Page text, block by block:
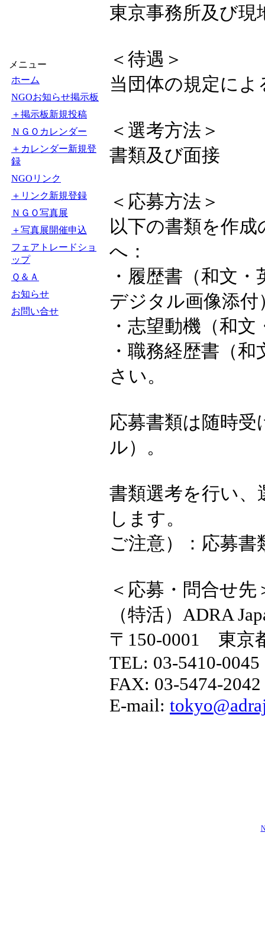
メニュー
ホーム
NGOお知らせ掲示板
＋掲示板新規投稿
ＮＧＯカレンダー
＋カレンダー新規登
録
NGOリンク
＋リンク新規登録
ＮＧＯ写真展
＋写真展開催申込
フェアトレードショ
ップ
Ｑ＆Ａ
お知らせ
お問い合せ
東京事務所及び現
＜待遇＞
当団体の規定によ
＜選考方法＞
書類及び面接
＜応募方法＞
以下の書類を作
へ：
・履歴書（和文
デジタル画像添付
・志望動機（和
・職務経歴書（
さい。
応募書類は随時
ル）。
書類選考を行い、
します。
ご注意）：応募
＜応募・問合せ先
（特活）ADRA
〒150-0001 東京
TEL: 03-5410-0045
FAX: 03-5474-2042
E-mail: